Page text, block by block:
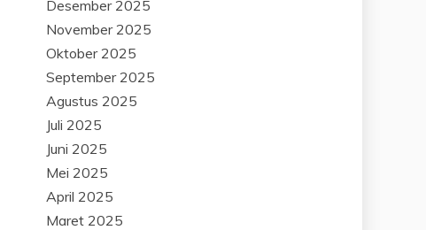
Desember 2025
November 2025
Oktober 2025
September 2025
Agustus 2025
Juli 2025
Juni 2025
Mei 2025
April 2025
Maret 2025